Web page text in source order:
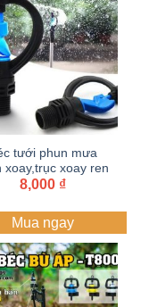
tưới phun mưa
xoay,trục xoay ren
21 | Béc cánh
8,000 ₫
Mua ngay